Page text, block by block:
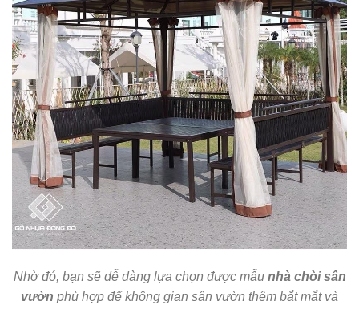
Nhờ đó, bạn sẽ dễ dàng lựa chọn được mẫu nhà chòi sân
vườn phù hợp để không gian sân vườn thêm bắt mắt và